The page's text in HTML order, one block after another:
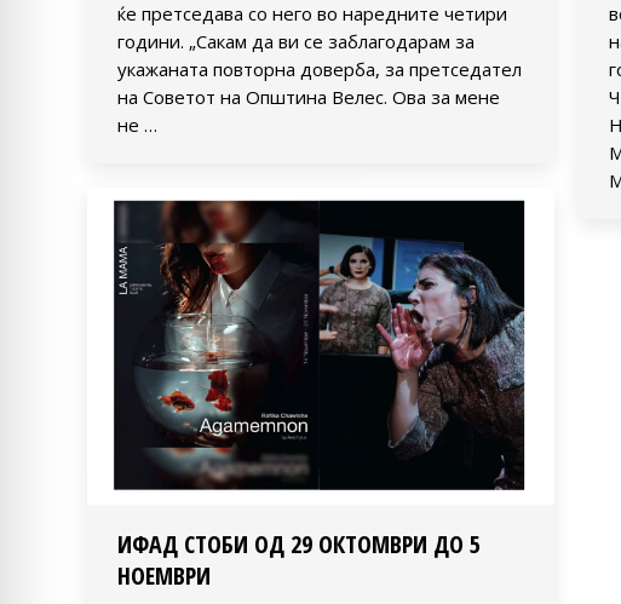
ќе претседава со него во наредните четири
години. „Сакам да ви се заблагодарам за
укажаната повторна доверба, за претседател
на Советот на Општина Велес. Ова за мене
не …
ИФАД СТОБИ ОД 29 ОКТОМВРИ ДО 5
НОЕМВРИ